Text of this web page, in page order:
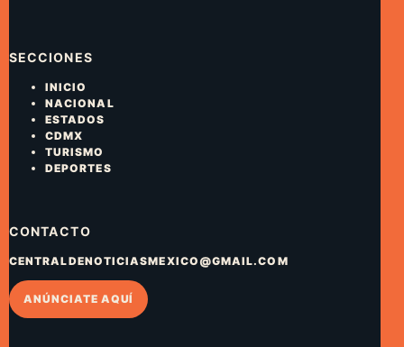
SECCIONES
INICIO
NACIONAL
ESTADOS
CDMX
TURISMO
DEPORTES
CONTACTO
CENTRALDENOTICIASMEXICO@GMAIL.COM
ANÚNCIATE AQUÍ